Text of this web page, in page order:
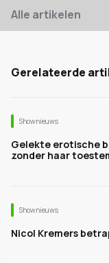
Alle artikelen
Gerelateerde
Shownieuws
Gelekte erotische
zonder haar
Shownieuws
Nicol Kremers